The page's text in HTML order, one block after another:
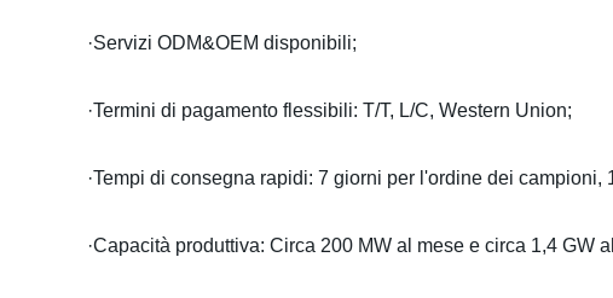
·Servizi ODM&OEM disponibili;
·Termini di pagamento flessibili: T/T, L/C, Western Union;
·Tempi di consegna rapidi: 7 giorni per l'ordine dei
·Capacità produttiva: Circa 200 MW al mese e circa 1,4 GW